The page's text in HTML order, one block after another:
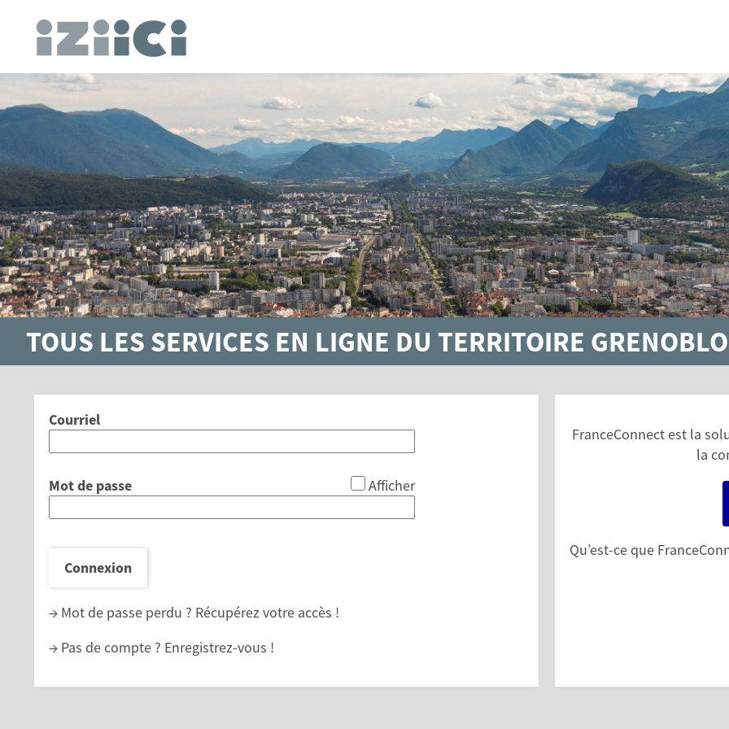
TOUS LES SERVICES EN LIGNE DU TERRITOIRE
Courriel
Mot de passe Afficher
Connexion
→ Mot de passe perdu ? Récupérez votre accès !
→ Pas de compte ? Enregistrez-vous !
FranceConnect est la
la
Qu’est-ce que